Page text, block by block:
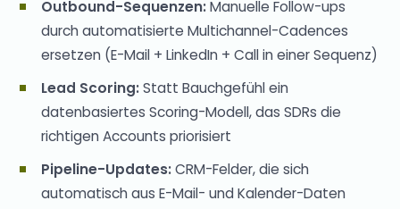
Outbound-Sequenzen:Manuelle Follow-ups
durch automatisierte Multichannel-Cadences
ersetzen (E-Mail + LinkedIn + Call in einer Sequenz)
Lead Scoring:Statt Bauchgefühl ein
datenbasiertes Scoring-Modell, das SDRs die
richtigen Accounts priorisiert
Pipeline-Updates:CRM-Felder, die sich
automatisch aus E-Mail- und Kalender-Daten